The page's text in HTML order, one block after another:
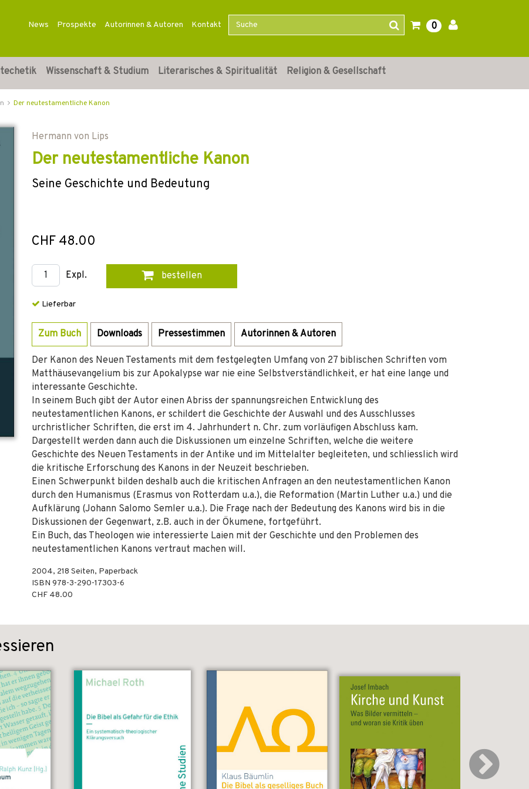
News Prospekte Autorinnen & Autoren Kontakt 0
Wissenschaft & Studium Literarisches & Spiritualität Religion & Gesellschaft
Der neutestamentliche Kanon
Hermann von Lips
Der neutestamentliche Kanon
Seine Geschichte und Bedeutung
CHF 48.00
Expl. bestellen
Lieferbar
Zum Buch Downloads Pressestimmen Autorinnen & Autoren
Der Kanon des Neuen Testaments mit dem festgelegten Umfang von 27 biblischen Schriften vom
Matthäusevangelium bis zur Apokalypse war nie eine Selbstverständlichkeit, er hat eine lange und
interessante Geschichte.
In seinem Buch gibt der Autor einen Abriss der spannungsreichen Entwicklung des
neutestamentlichen Kanons, er schildert die Geschichte der Auswahl und des Ausschlusses
urchristlicher Schriften, die erst im 4. Jahrhundert n. Chr. zum vorläufigen Abschluss kam.
Dargestellt werden dann auch die Diskussionen um einzelne Schriften, welche die weitere
Geschichte des Neuen Testaments in der Antike und im Mittelalter begleiteten, und schliesslich wird
die kritische Erforschung des Kanons in der Neuzeit beschrieben.
Einen Schwerpunkt bilden deshalb auch die kritischen Anfragen an den neutestamentlichen Kanon
durch den Humanismus (Erasmus von Rotterdam u.a.), die Reformation (Martin Luther u.a.) und die
Aufklärung (Johann Salomo Semler u.a.). Die Frage nach der Bedeutung des Kanons wird bis in die
Diskussionen der Gegenwart, z.B. auch in der Ökumene, fortgeführt.
Ein Buch, das Theologen wie interessierte Laien mit der Geschichte und den Problemen des
neutestamentlichen Kanons vertraut machen will.
2004, 218 Seiten, Paperback
ISBN 978-3-290-17303-6
CHF 48.00